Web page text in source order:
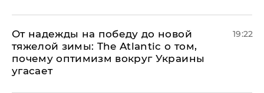
От надежды на победу до новой
тяжелой зимы: The Atlantic о том,
почему оптимизм вокруг Украины
угасает
19:22